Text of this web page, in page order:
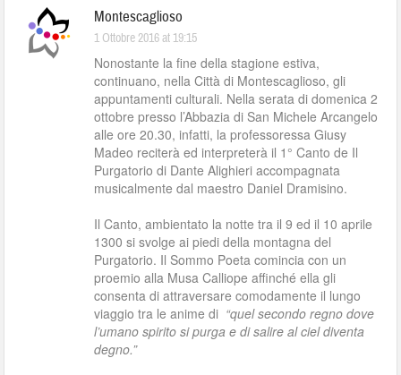
Montescaglioso
1 Ottobre 2016 at 19:15
Nonostante la fine della stagione estiva,
continuano, nella Città di Montescaglioso, gli
appuntamenti culturali. Nella serata di domenica 2
ottobre presso l’Abbazia di San Michele Arcangelo
alle ore 20.30, infatti, la professoressa Giusy
Madeo reciterà ed interpreterà il 1° Canto de Il
Purgatorio di Dante Alighieri accompagnata
musicalmente dal maestro Daniel Dramisino.
Il Canto, ambientato la notte tra il 9 ed il 10 aprile
1300 si svolge ai piedi della montagna del
Purgatorio. Il Sommo Poeta comincia con un
proemio alla Musa Calliope affinché ella gli
consenta di attraversare comodamente il lungo
viaggio tra le anime di “quel secondo regno dove
l’umano spirito si purga e di salire al ciel diventa
degno.”